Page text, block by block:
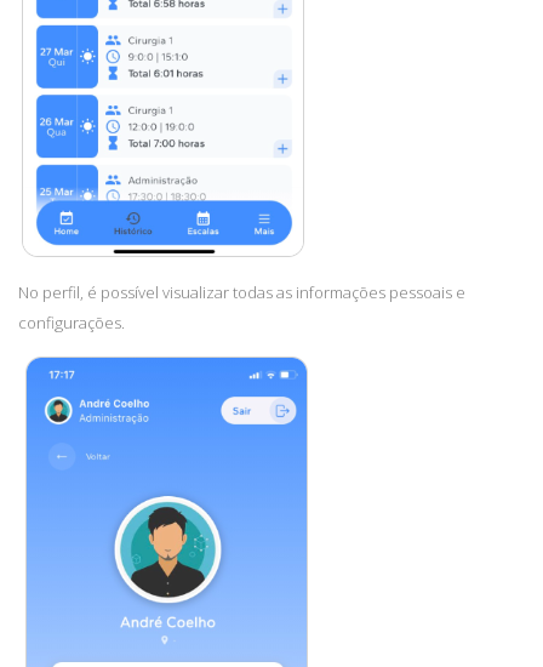
No perfil, é possível visualizar todas as informações pessoais e
configurações.